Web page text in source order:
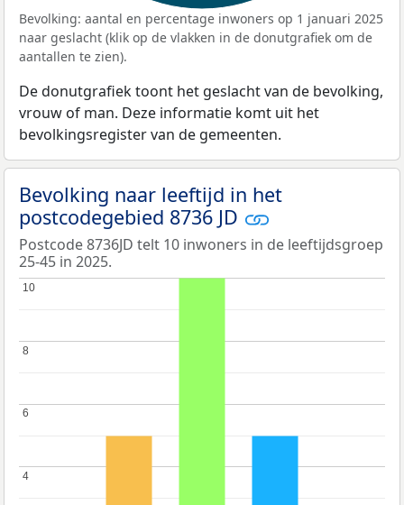
Bevolking: aantal en percentage inwoners op 1 januari 2025
naar geslacht (klik op de vlakken in de donutgrafiek om de
aantallen te zien).
De donutgrafiek toont het geslacht van de bevolking,
vrouw of man. Deze informatie komt uit het
bevolkingsregister van de gemeenten.
Bevolking naar leeftijd in het
postcodegebied 8736 JD
Postcode 8736JD telt 10 inwoners in de leeftijdsgroep
25-45 in 2025.
4
4
6
6
8
8
10
10